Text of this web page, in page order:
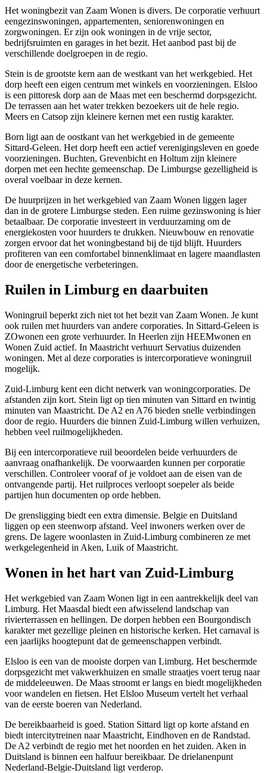
Het woningbezit van Zaam Wonen is divers. De corporatie verhuurt
eengezinswoningen, appartementen, seniorenwoningen en
zorgwoningen. Er zijn ook woningen in de vrije sector,
bedrijfsruimten en garages in het bezit. Het aanbod past bij de
verschillende doelgroepen in de regio.
Stein is de grootste kern aan de westkant van het werkgebied. Het
dorp heeft een eigen centrum met winkels en voorzieningen. Elsloo
is een pittoresk dorp aan de Maas met een beschermd dorpsgezicht.
De terrassen aan het water trekken bezoekers uit de hele regio.
Meers en Catsop zijn kleinere kernen met een rustig karakter.
Born ligt aan de oostkant van het werkgebied in de gemeente
Sittard-Geleen. Het dorp heeft een actief verenigingsleven en goede
voorzieningen. Buchten, Grevenbicht en Holtum zijn kleinere
dorpen met een hechte gemeenschap. De Limburgse gezelligheid is
overal voelbaar in deze kernen.
De huurprijzen in het werkgebied van Zaam Wonen liggen lager
dan in de grotere Limburgse steden. Een ruime gezinswoning is hier
betaalbaar. De corporatie investeert in verduurzaming om de
energiekosten voor huurders te drukken. Nieuwbouw en renovatie
zorgen ervoor dat het woningbestand bij de tijd blijft. Huurders
profiteren van een comfortabel binnenklimaat en lagere maandlasten
door de energetische verbeteringen.
Ruilen in Limburg en daarbuiten
Woningruil beperkt zich niet tot het bezit van Zaam Wonen. Je kunt
ook ruilen met huurders van andere corporaties. In Sittard-Geleen is
ZOwonen een grote verhuurder. In Heerlen zijn HEEMwonen en
Wonen Zuid actief. In Maastricht verhuurt Servatius duizenden
woningen. Met al deze corporaties is intercorporatieve woningruil
mogelijk.
Zuid-Limburg kent een dicht netwerk van woningcorporaties. De
afstanden zijn kort. Stein ligt op tien minuten van Sittard en twintig
minuten van Maastricht. De A2 en A76 bieden snelle verbindingen
door de regio. Huurders die binnen Zuid-Limburg willen verhuizen,
hebben veel ruilmogelijkheden.
Bij een intercorporatieve ruil beoordelen beide verhuurders de
aanvraag onafhankelijk. De voorwaarden kunnen per corporatie
verschillen. Controleer vooraf of je voldoet aan de eisen van de
ontvangende partij. Het ruilproces verloopt soepeler als beide
partijen hun documenten op orde hebben.
De grensligging biedt een extra dimensie. Belgie en Duitsland
liggen op een steenworp afstand. Veel inwoners werken over de
grens. De lagere woonlasten in Zuid-Limburg combineren ze met
werkgelegenheid in Aken, Luik of Maastricht.
Wonen in het hart van Zuid-Limburg
Het werkgebied van Zaam Wonen ligt in een aantrekkelijk deel van
Limburg. Het Maasdal biedt een afwisselend landschap van
rivierterrassen en hellingen. De dorpen hebben een Bourgondisch
karakter met gezellige pleinen en historische kerken. Het carnaval is
een jaarlijks hoogtepunt dat de gemeenschappen verbindt.
Elsloo is een van de mooiste dorpen van Limburg. Het beschermde
dorpsgezicht met vakwerkhuizen en smalle straatjes voert terug naar
de middeleeuwen. De Maas stroomt er langs en biedt mogelijkheden
voor wandelen en fietsen. Het Elsloo Museum vertelt het verhaal
van de eerste boeren van Nederland.
De bereikbaarheid is goed. Station Sittard ligt op korte afstand en
biedt intercitytreinen naar Maastricht, Eindhoven en de Randstad.
De A2 verbindt de regio met het noorden en het zuiden. Aken in
Duitsland is binnen een halfuur bereikbaar. De drielanenpunt
Nederland-Belgie-Duitsland ligt verderop.